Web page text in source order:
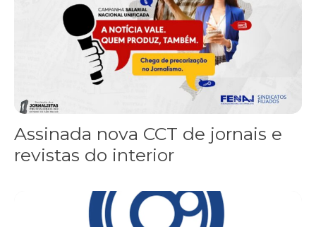
Assinada nova CCT de jornais e
revistas do interior
Sindicato leva reivindicações à TV TEM, denunciada de cometer